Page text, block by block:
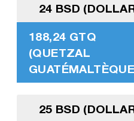
24 BSD
188,24 GTQ
(QUETZAL
25 BSD